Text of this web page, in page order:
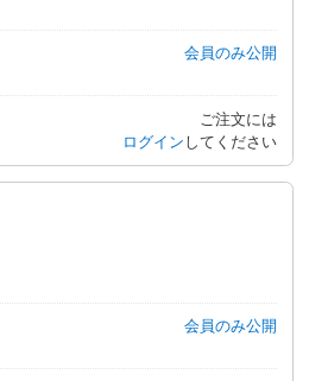
会員のみ公開
ご注文には
ログイン してください
会員のみ公開